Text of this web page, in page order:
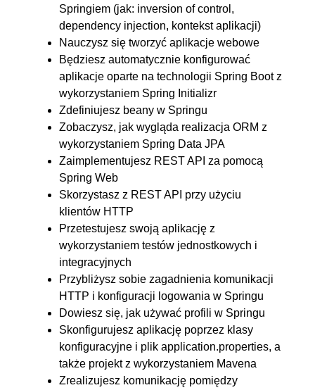
Definiowanie beanów z
wykorzystaniem klasy
@Configuration
5.6. Serializacja i deserializacja
danych z wykorzystaniem
biblioteki Jackson
00:12:00
5.7. Testowanie REST API z
wykorzystaniem
TestRestTemplate
OGLĄDAJ »
00:12:48
5.8. Walidacja żądań HTTP z
wykorzystaniem
standardowych adnotacji
5.9. Walidacja żądań HTTP z
wykorzystaniem własnych
adnotacji. Implementacja
własnych walidatorów
6. Dodatkowa konfiguracja.
Przydatne mechanizmy
00:32:25
Springiem (jak: inversion of control,
dependency injection, kontekst aplikacji)
Nauczysz się tworzyć aplikacje webowe
Będziesz automatycznie konfigurować
aplikacje oparte na technologii Spring Boot z
wykorzystaniem Spring Initializr
Zdefiniujesz beany w Springu
Zobaczysz, jak wygląda realizacja ORM z
wykorzystaniem Spring Data JPA
Zaimplementujesz REST API za pomocą
Spring Web
Skorzystasz z REST API przy użyciu
klientów HTTP
Przetestujesz swoją aplikację z
wykorzystaniem testów jednostkowych i
integracyjnych
Przybliżysz sobie zagadnienia komunikacji
HTTP i konfiguracji logowania w Springu
Dowiesz się, jak używać profili w Springu
Skonfigurujesz aplikację poprzez klasy
konfiguracyjne i plik application.properties, a
także projekt z wykorzystaniem Mavena
Zrealizujesz komunikację pomiędzy